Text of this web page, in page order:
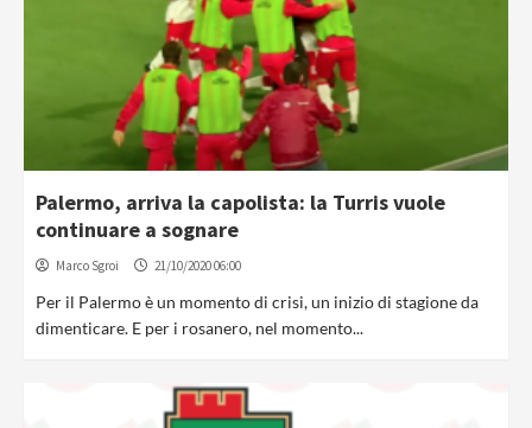
Palermo, arriva la capolista: la Turris vuole
continuare a sognare
Marco Sgroi 21/10/2020 06:00
Per il Palermo è un momento di crisi, un inizio di stagione da
dimenticare. E per i rosanero, nel momento...